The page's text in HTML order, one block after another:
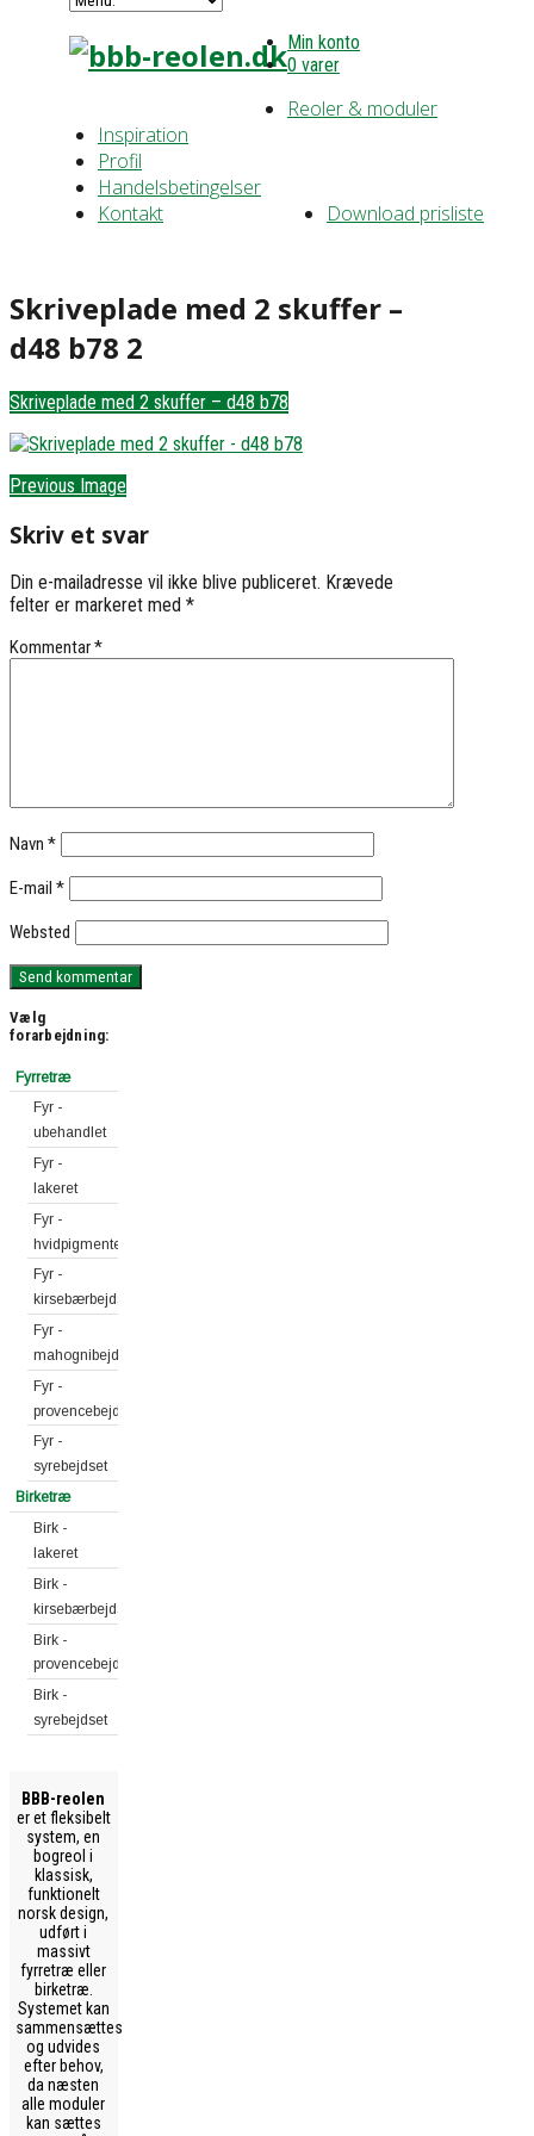
Min konto
0 varer
Reoler & moduler
Inspiration
Profil
Handelsbetingelser
Download prisliste
Kontakt
Skriveplade med 2 skuffer –
d48 b78 2
Skriveplade med 2 skuffer – d48 b78
Previous Image
Skriv et svar
Din e-mailadresse vil ikke blive publiceret. Krævede
felter er markeret med *
Kommentar*
Navn *
E-mail *
Websted
Vælg
forarbejdning:
Fyrretræ
Fyr -
ubehandlet
Fyr -
lakeret
Fyr -
hvidpigmenteret
Fyr -
kirsebærbejdset
Fyr -
mahognibejdset
Fyr -
provencebejdset
Fyr -
syrebejdset
Birketræ
Birk -
lakeret
Birk -
kirsebærbejdset
Birk -
provencebejdset
Birk -
syrebejdset
BBB-reolen
er et fleksibelt
system, en
bogreol i
klassisk,
funktionelt
norsk design,
udført i
massivt
fyrretræ eller
birketræ.
Systemet kan
sammensættes
og udvides
efter behov,
da næsten
alle moduler
kan sættes